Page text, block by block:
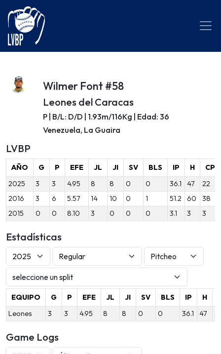
Wilmer Font #58
Leones del Caracas
P | B/L: D/D | 1.93m/116Kg | Edad: 36
Venezuela, La Guaira
LVBP
AÑO G P EFE JL JI SV BLS IP H
CP
2025
3 3 4.95 8 8 0 0 36.1 47
22
2016
3 6 5.57 14 10 0 1 51.2 60
38
2015
0 0 8.10 3 0 0 0 3.1 3 3
Estadísticas
EQUIPO G P EFE JL JI SV BLS IP H
Leones
3 3 4.95 8 8 0 0 36.1 47
Game Logs